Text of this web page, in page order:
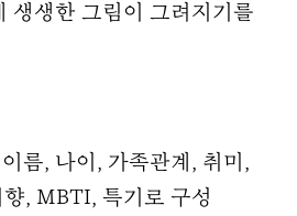
생생한 그림이 그려지기를
름, 나이, 가족관계, 취미,
, MBTI, 특기로 구성